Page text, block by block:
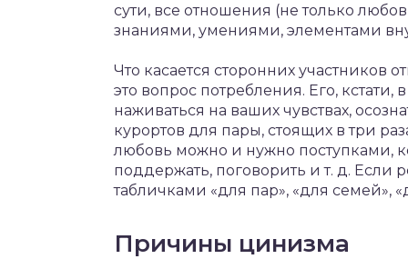
сути, все отношения (не только
знаниями, умениями, элементами
Что касается сторонних
это вопрос потребления. Его,
наживаться на ваших чувствах,
курортов для пары, стоящих в три
любовь можно и нужно поступками,
поддержать, поговорить и т. д. Если
табличками «для пар», «для
Причины цинизма